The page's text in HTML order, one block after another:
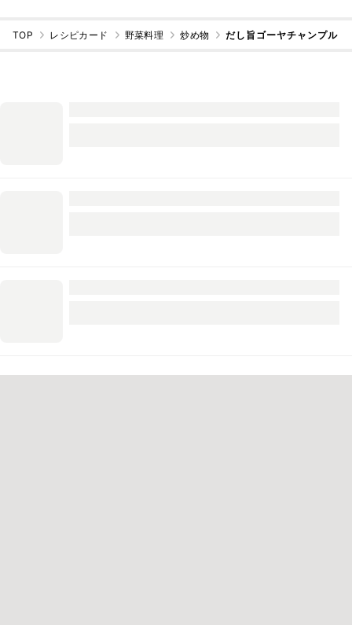
TOP レシピカード 野菜料理 炒め物 だし旨ゴーヤチャンプル